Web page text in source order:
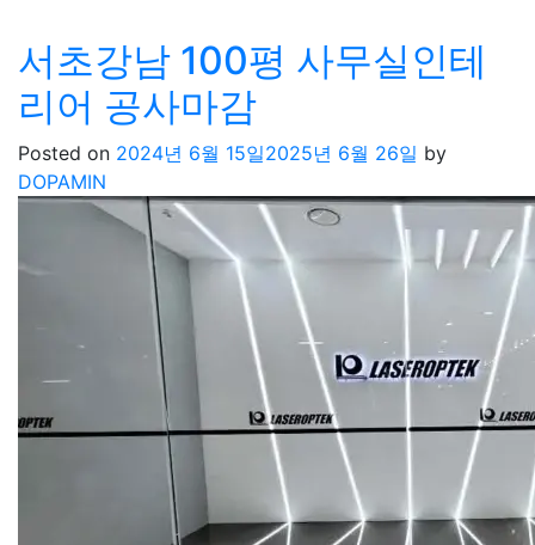
서초강남 100평 사무실인테
리어 공사마감
Posted on 2024년 6월 15일2025년 6월 26일 by
DOPAMIN